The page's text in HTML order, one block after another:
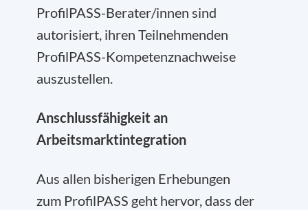
ProfilPASS-Berater/innen sind
autorisiert, ihren Teilnehmenden
ProfilPASS-Kompetenznachweise
auszustellen.
Anschlussfähigkeit an
Arbeitsmarktintegration
Aus allen bisherigen Erhebungen
zum ProfilPASS geht hervor, dass der